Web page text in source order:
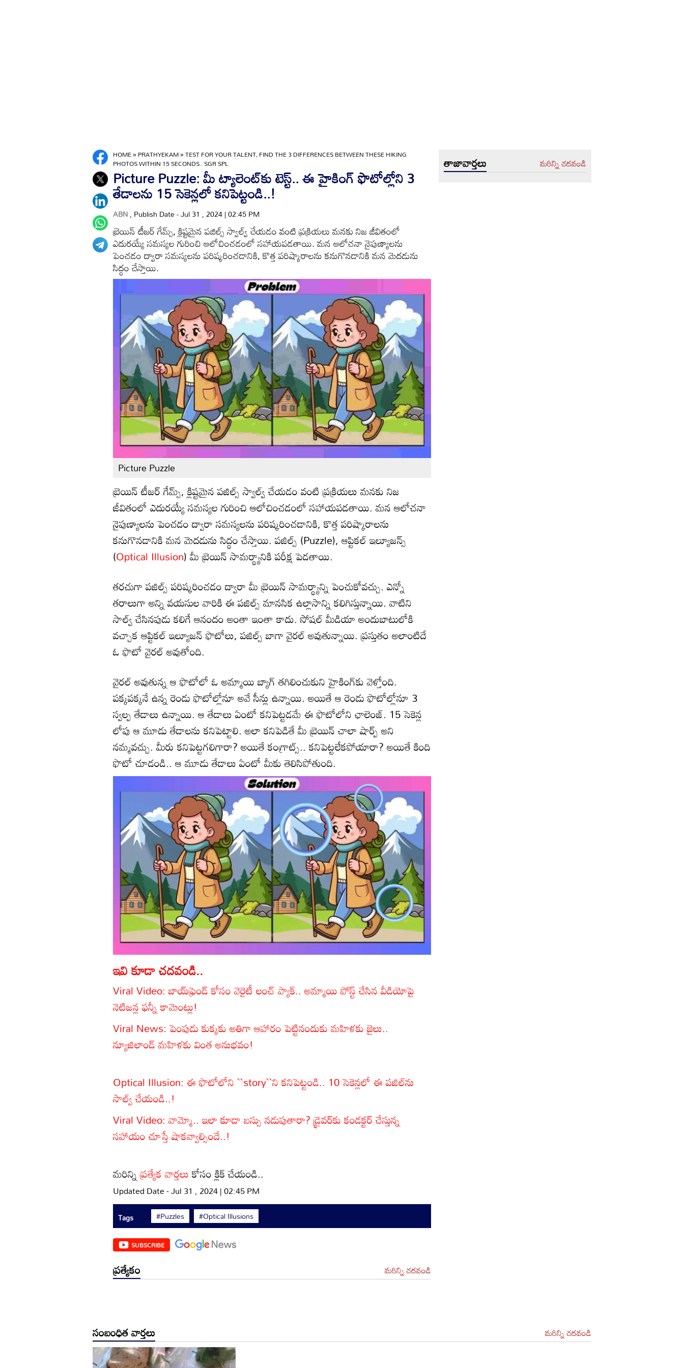
HOME»PRATHYEKAM»TEST FOR YOUR TALENT, FIND THE 3 DIFFERENCES BETWEEN THESE HIKING
PHOTOS WITHIN 15 SECONDS.. SGR SPL
Picture Puzzle: మీ ట్యాలెంట్‌కు టెస్ట్.. ఈ హైకింగ్ ఫొటోల్లోని 3
తేడాలను 15 సెకెన్లలో కనిపెట్టండి..!
ABN, Publish Date - Jul 31 , 2024 | 02:45 PM
బ్రెయిన్ టీజర్ గేమ్స్, క్లిష్టమైన పజిల్స్ స్వాల్వ్ చేయడం వంటి ప్రక్రియలు మనకు నిజ జీవితంలో
ఎదురయ్యే సమస్యల గురించి ఆలోచించడంలో సహాయపడతాయి. మన ఆలోచనా నైపుణ్యాలను
పెంచడం ద్వారా సమస్యలను పరిష్కరించడానికి, కొత్త పరిష్కారాలను కనుగొనడానికి మన మెదడును
సిద్ధం చేస్తాయి.
Picture Puzzle
బ్రెయిన్ టీజర్ గేమ్స్, క్లిష్టమైన పజిల్స్ స్వాల్వ్ చేయడం వంటి ప్రక్రియలు మనకు నిజ
జీవితంలో ఎదురయ్యే సమస్యల గురించి ఆలోచించడంలో సహాయపడతాయి. మన ఆలోచనా
నైపుణ్యాలను పెంచడం ద్వారా సమస్యలను పరిష్కరించడానికి, కొత్త పరిష్కారాలను
కనుగొనడానికి మన మెదడును సిద్ధం చేస్తాయి. పజిల్స్ (Puzzle), ఆప్టికల్ ఇల్యూజన్స్
(Optical Illusion) మీ బ్రెయిన్ సామర్థ్యానికి పరీక్ష పెడతాయి.
తరచుగా పజిల్స్ పరిష్కరించడం ద్వారా మీ బ్రెయిన్ సామర్థ్యాన్ని పెంచుకోవచ్చు. ఎన్నో
తరాలుగా అన్ని వయసుల వారికి ఈ పజిల్స్ మానసిక ఉల్లాసాన్ని కలిగిస్తున్నాయి. వాటిని
సాల్వ్ చేసినపుడు కలిగే ఆనందం అంతా ఇంతా కాదు. సోషల్ మీడియా అందుబాటులోకి
వచ్చాక ఆప్టికల్ ఇల్యూజన్ ఫొటోలు, పజిల్స్ బాగా వైరల్ అవుతున్నాయి. ప్రస్తుతం అలాంటిదే
ఓ ఫొటో వైరల్ అవుతోంది.
వైరల్ అవుతున్న ఆ ఫొటోలో ఓ అమ్మాయి బ్యాగ్ తగిలించుకుని హైకింగ్‌కు వెళ్తోంది.
పక్కపక్కనే ఉన్న రెండు ఫొటోల్లోనూ అవే సీన్లు ఉన్నాయి. అయితే ఆ రెండు ఫొటోల్లోనూ 3
స్వల్ప తేడాలు ఉన్నాయి. ఆ తేడాలు ఏంటో కనిపెట్టడమే ఈ ఫొటోలోని ఛాలెంజ్. 15 సెకెన్ల
లోపు ఆ మూడు తేడాలను కనిపెట్టాలి. అలా కనిపెడితే మీ బ్రెయిన్ చాలా షార్ప్ అని
నమ్మవచ్చు. మీరు కనిపెట్టగలిగారా? అయితే కంగ్రాట్స్.. కనిపెట్టలేకపోయారా? అయితే కింది
ఫొటో చూడండి.. ఆ మూడు తేడాలు ఏంటో మీకు తెలిసిపోతుంది.
ఇవి కూడా చదవండి..
Viral Video: బాయ్‌ఫ్రెండ్‌ కోసం వెరైటీ లంచ్ ప్యాక్.. అమ్మాయి పోస్ట్ చేసిన వీడియోపై
నెటిజన్ల ఫన్నీ కామెంట్లు!
Viral News: పెంపుడు కుక్కకు అతిగా ఆహారం పెట్టినందుకు మహిళకు జైలు..
న్యూజిలాండ్ మహిళకు వింత అనుభవం!
Optical Illusion: ఈ ఫొటోలోని ``story``ని కనిపెట్టండి.. 10 సెకెన్లలో ఈ పజిల్‌ను
సాల్వ్ చేయండి..!
Viral Video: వామ్మో.. ఇలా కూడా బస్సు నడుపుతారా? డ్రైవర్‌కు కండక్టర్ చేస్తున్న
సహాయం చూస్తే షాకవ్వాల్సిందే..!
మరిన్నిప్రత్యేక వార్తలుకోసం క్లిక్ చేయండి..
Updated Date - Jul 31 , 2024 | 02:45 PM
Tags #Puzzles #Optical Illusions
SUBSCRIBE
ప్రత్యేకం మరిన్ని చదవండి
తాజావార్తలు మరిన్ని చదవండి
సంబంధిత వార్తలు మరిన్ని చదవండి